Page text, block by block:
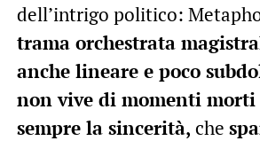
dell’intrigo politico:
trama orchestrata
anche lineare e poco
non vive di momenti morti
sempre la sincerità, che